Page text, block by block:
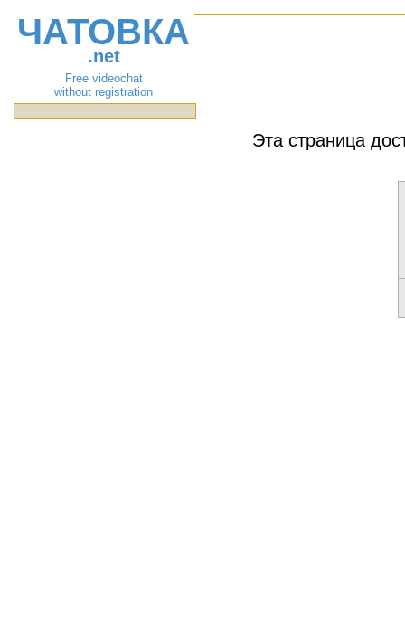
ЧАТОВКА
.net
Free videochat
without registration
Эта страница